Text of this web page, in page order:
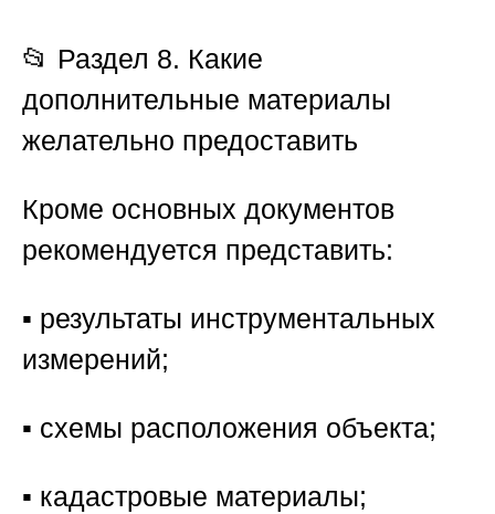
📂 Раздел 8. Какие
дополнительные материалы
желательно предоставить
Кроме основных документов
рекомендуется представить:
▪️ результаты инструментальных
измерений;
▪️ схемы расположения объекта;
▪️ кадастровые материалы;